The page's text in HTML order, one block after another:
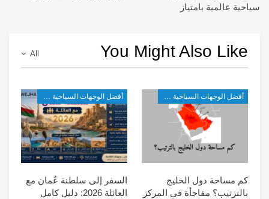
سياحية عالمية بامتياز
All You Might Also Like
كم مساحة دول الخليج
بالترتيب؟ مفاجأة في المركز
السفر إلى سلطنة عُمان مع
العائلة 2026: دليل كامل